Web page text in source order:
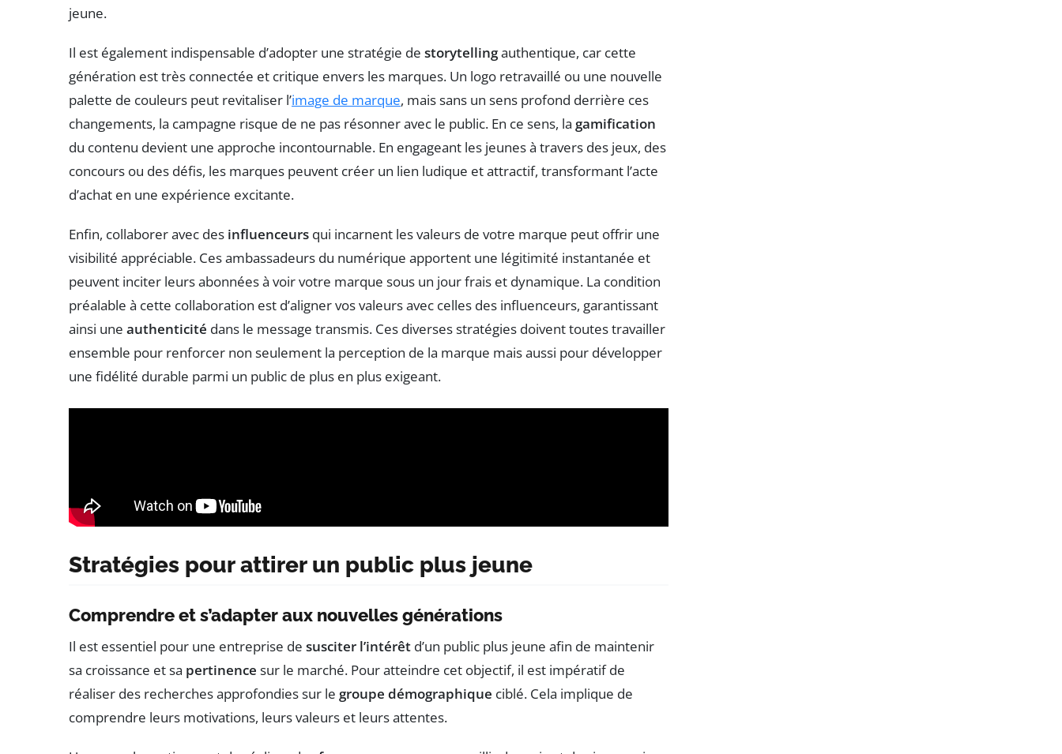
jeune.
Il est également indispensable d’adopter une stratégie de storytellingauthentique, car cette
génération est très connectée et critique envers les marques. Un logo retravaillé ou une nouvelle
palette de couleurs peut revitaliser l’image de marque, mais sans un sens profond derrière ces
changements, la campagne risque de ne pas résonner avec le public. En ce sens, la gamification
du contenu devient une approche incontournable. En engageant les jeunes à travers des jeux, des
concours ou des défis, les marques peuvent créer un lien ludique et attractif, transformant l’acte
d’achat en une expérience excitante.
Enfin, collaborer avec des influenceurs qui incarnent les valeurs de votre marque peut offrir une
visibilité appréciable. Ces ambassadeurs du numérique apportent une légitimité instantanée et
peuvent inciter leurs abonnées à voir votre marque sous un jour frais et dynamique. La condition
préalable à cette collaboration est d’aligner vos valeurs avec celles des influenceurs, garantissant
ainsi une authenticité dans le message transmis. Ces diverses stratégies doivent toutes travailler
ensemble pour renforcer non seulement la perception de la marque mais aussi pour développer
une fidélité durable parmi un public de plus en plus exigeant.
Stratégies pour attirer un public plus jeune
Comprendre et s’adapter aux nouvelles générations
Il est essentiel pour une entreprise de susciter l’intérêt d’un public plus jeune afin de maintenir
sa croissance et sa pertinence sur le marché. Pour atteindre cet objectif, il est impératif de
réaliser des recherches approfondies sur le groupe démographique ciblé. Cela implique de
comprendre leurs motivations, leurs valeurs et leurs attentes.